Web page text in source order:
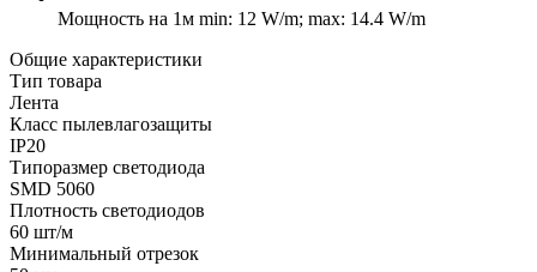
Мощность на 1м min: 12 W/m; max: 14.4 W/m
Общие характеристики
Тип товара
Лента
Класс пылевлагозащиты
IP20
Типоразмер светодиода
SMD 5060
Плотность светодиодов
60 шт/м
Минимальный отрезок